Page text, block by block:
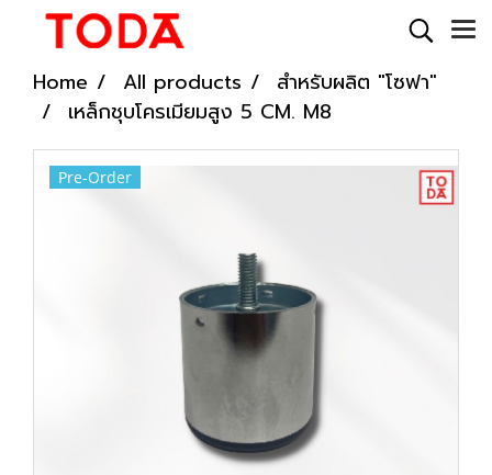
Home All products
สำหรับผลิต "โซฟา"
เหล็กชุบโครเมียมสูง 5 CM. M8
Pre-Order